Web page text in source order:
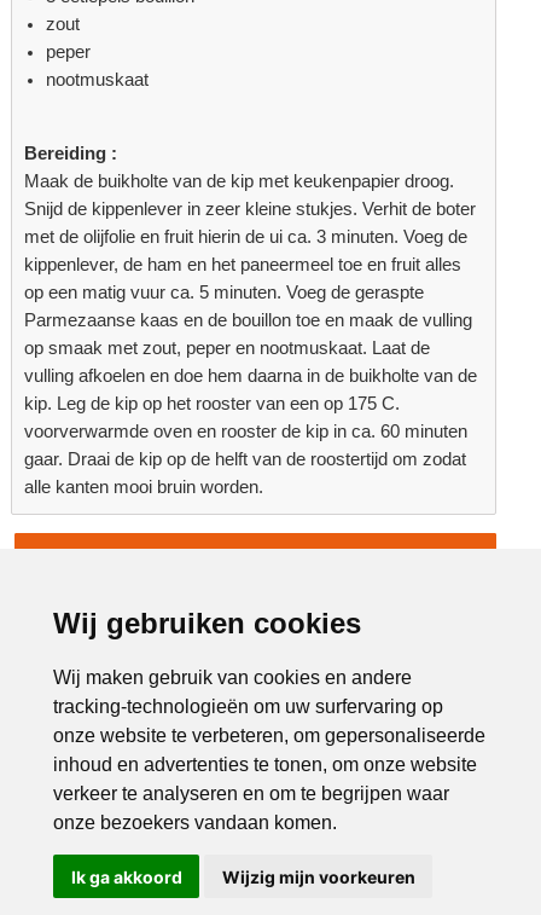
Wij gebruiken cookies
Wij maken gebruik van cookies en andere
tracking-technologieën om uw surfervaring op
onze website te verbeteren, om gepersonaliseerde
inhoud en advertenties te tonen, om onze website
verkeer te analyseren en om te begrijpen waar
onze bezoekers vandaan komen.
Ik ga akkoord Wijzig mijn voorkeuren
zout
peper
nootmuskaat
Bereiding :
Maak de buikholte van de kip met keukenpapier droog.
Snijd de kippenlever in zeer kleine stukjes. Verhit de boter
met de olijfolie en fruit hierin de ui ca. 3 minuten. Voeg de
kippenlever, de ham en het paneermeel toe en fruit alles
op een matig vuur ca. 5 minuten. Voeg de geraspte
Parmezaanse kaas en de bouillon toe en maak de vulling
op smaak met zout, peper en nootmuskaat. Laat de
vulling afkoelen en doe hem daarna in de buikholte van de
kip. Leg de kip op het rooster van een op 175 C.
voorverwarmde oven en rooster de kip in ca. 60 minuten
gaar. Draai de kip op de helft van de roostertijd om zodat
alle kanten mooi bruin worden.
Advertentie:
Bel ons